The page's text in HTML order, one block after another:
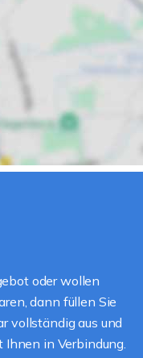
oder wollen
dann füllen Sie
vollständig aus und
in Verbindung.